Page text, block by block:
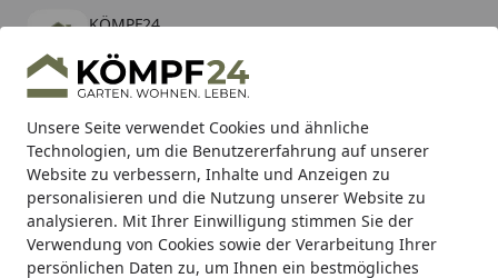
Unsere Seite verwendet Cookies und ähnliche
Technologien, um die Benutzererfahrung auf unserer
Website zu verbessern, Inhalte und Anzeigen zu
personalisieren und die Nutzung unserer Website zu
analysieren. Mit Ihrer Einwilligung stimmen Sie der
Verwendung von Cookies sowie der Verarbeitung Ihrer
persönlichen Daten zu, um Ihnen ein bestmögliches
KÖMPF24
kostenlos - Im App Store
Hotline
Alle Produkte
Mein Konto
Suchen
Karibu Pools inkl. gratis Sandfilteranlage & Pool-
Starterset (Gesamtwert bis 468,99€)